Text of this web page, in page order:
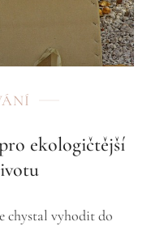
ekologičtější
chystal vyhodit do